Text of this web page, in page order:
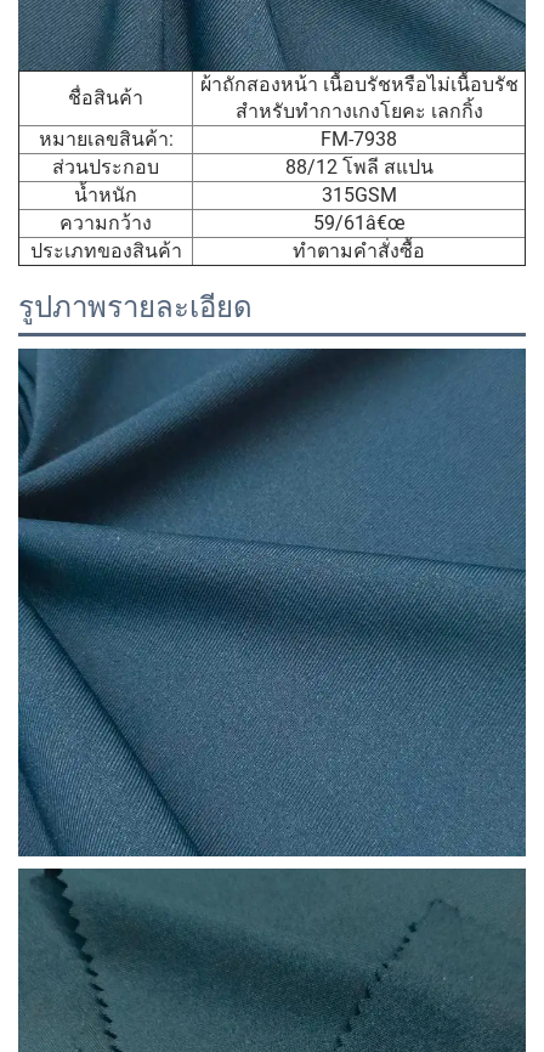
ชื่อสินค้า
ผ้าถักสองหน้า เนื้อบรัชหรือไม่เนื้อบรัช
สำหรับทำกางเกงโยคะ เลกกิ้ง
หมายเลขสินค้า:
FM-7938
ส่วนประกอบ
88/12 โพลี สแปน
น้ำหนัก
315GSM
ความกว้าง
59/61â€œ
ประเภทของสินค้า
ทำตามคำสั่งซื้อ
รูปภาพรายละเอียด